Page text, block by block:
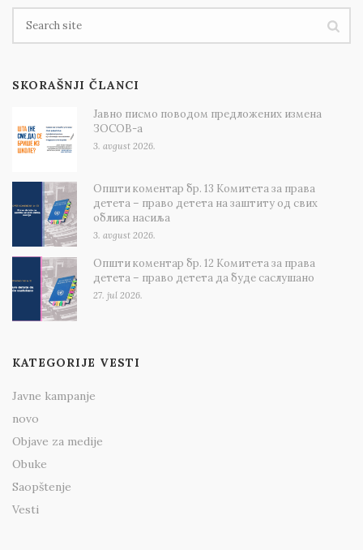
SKORAŠNJI ČLANCI
Јавно писмо поводом предложених измена
ЗОСОВ-а
3. avgust 2026.
Општи коментар бр. 13 Комитета за права
детета – право детета на заштиту од свих
облика насиља
3. avgust 2026.
Општи коментар бр. 12 Комитета за права
детета – право детета да буде саслушано
27. jul 2026.
KATEGORIJE VESTI
Javne kampanje
novo
Objave za medije
Obuke
Saopštenje
Vesti